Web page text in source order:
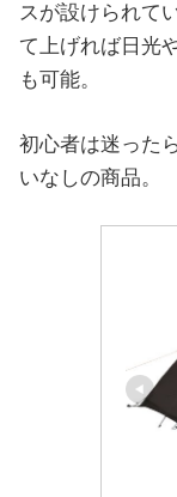
スが設けられて
て上げれば日光
も可能。
初心者は迷った
いなしの商品。